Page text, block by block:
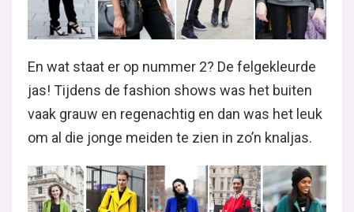
En wat staat er op nummer 2? De felgekleurde
jas! Tijdens de fashion shows was het buiten
vaak grauw en regenachtig en dan was het leuk
om al die jonge meiden te zien in zo’n knaljas.